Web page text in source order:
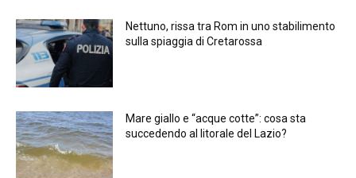
Nettuno, rissa tra Rom in uno stabilimento
sulla spiaggia di Cretarossa
Mare giallo e “acque cotte”: cosa sta
succedendo al litorale del Lazio?